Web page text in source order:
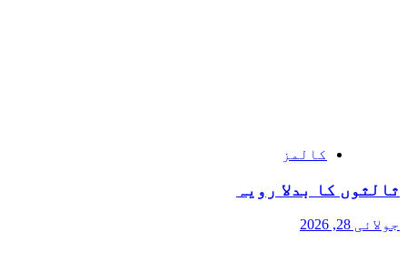
کالمز
ثالثوں کا بدلا رویہ
جولائی 28, 2026